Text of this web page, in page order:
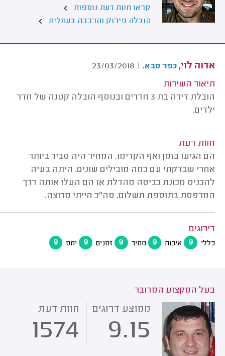
קראו חוות דעת נוספות
הובלה פירוק והרכבה בעתלית
אדוה לוי, כפר סבא.
|
23/03/2018
תיאור השירות
הובלת דירה בת 3 חדרים ובנוסף הובלה קטנה של חדר
ילדים.
חוות דעת
הם הגיעו בזמן ואף הקדימו. המחיר היה סביר ביותר
אחרי שבדקתי עם כמה מובילים שונים. היתה בעיה
להכניס מכונת כביסה מהדלת אז הם העלו אותה דרך
המרפסת בתוספת תשלום. סה"כ הייתי מרוצה.
דירוגים
כללי 9 איכות 9 מחיר 9 זמנים 9 יחס 9
בעל המקצוע המדובר
ממוצע דרוגים
9.15
חוות דעת
1574